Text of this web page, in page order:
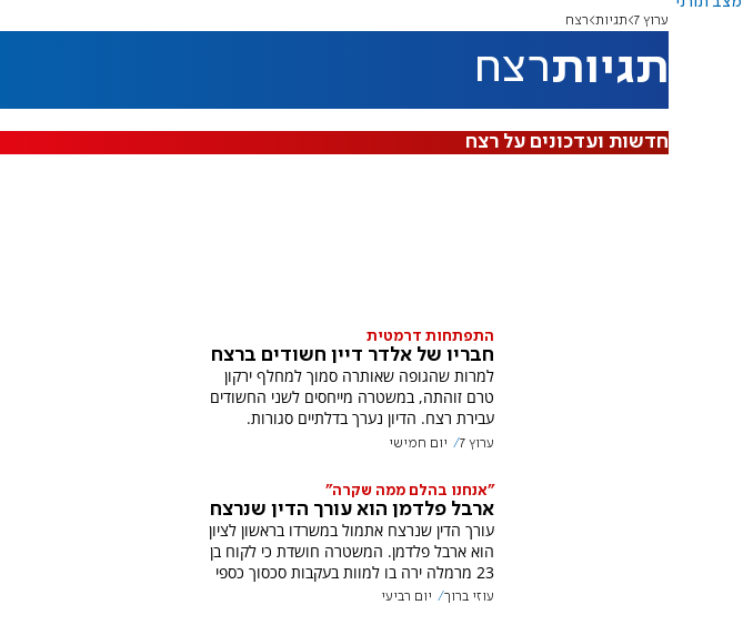
ערוץ 7 תגיות רצח
תגיותרצח
חדשות ועדכונים על רצח
התפתחות דרמטית
חבריו של אלדר דיין חשודים ברצח
למרות שהגופה שאותרה סמוך למחלף ירקון
טרם זוהתה, במשטרה מייחסים לשני החשודים
עבירת רצח. הדיון נערך בדלתיים סגורות.
ערוץ 7 יום חמישי
"אנחנו בהלם ממה שקרה"
ארבל פלדמן הוא עורך הדין שנרצח
עורך הדין שנרצח אתמול במשרדו בראשון לציון
הוא ארבל פלדמן. המשטרה חושדת כי לקוח בן
23 מרמלה ירה בו למוות בעקבות סכסוך כספי
עוזי ברוך יום רביעי